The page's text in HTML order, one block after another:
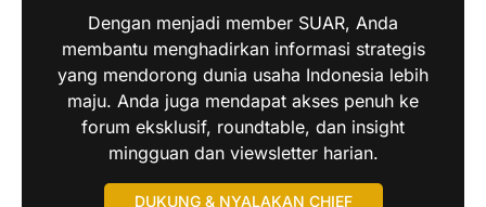
Dengan menjadi member SUAR, Anda
membantu menghadirkan informasi strategis
yang mendorong dunia usaha Indonesia lebih
maju. Anda juga mendapat akses penuh ke
forum eksklusif, roundtable, dan insight
mingguan dan viewsletter harian.
DUKUNG & NYALAKAN CHIEF